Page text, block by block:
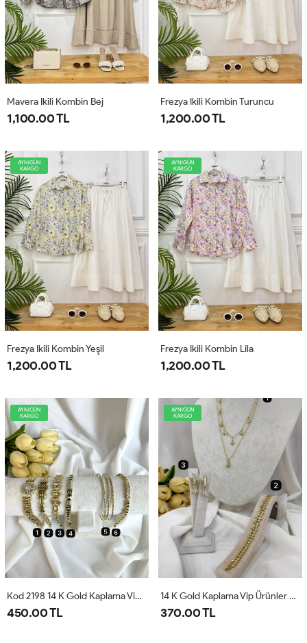
Mavera Ikili Kombin Bej
1,100.00 TL
Frezya Ikili Kombin Turuncu
1,200.00 TL
AYNIGÜN
KARGO
Frezya Ikili Kombin Yeşil
1,200.00 TL
AYNIGÜN
KARGO
Frezya Ikili Kombin Lila
1,200.00 TL
AYNIGÜN
KARGO
Kod 2198 14 K Gold Kaplama Vip Bileklik
450.00 TL
AYNIGÜN
KARGO
14 K Gold Kaplama Vip Ürünler Kod 2196
370.00 TL